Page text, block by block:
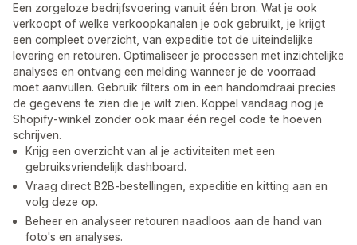
Een zorgeloze bedrijfsvoering vanuit één bron. Wat je ook
verkoopt of welke verkoopkanalen je ook gebruikt, je krijgt
een compleet overzicht, van expeditie tot de uiteindelijke
levering en retouren. Optimaliseer je processen met inzichtelijke
analyses en ontvang een melding wanneer je de voorraad
moet aanvullen. Gebruik filters om in een handomdraai precies
de gegevens te zien die je wilt zien. Koppel vandaag nog je
Shopify-winkel zonder ook maar één regel code te hoeven
schrijven.
Krijg een overzicht van al je activiteiten met een
gebruiksvriendelijk dashboard.
Vraag direct B2B-bestellingen, expeditie en kitting aan en
volg deze op.
Beheer en analyseer retouren naadloos aan de hand van
foto's en analyses.